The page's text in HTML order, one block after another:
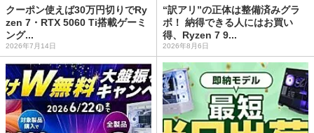
クーポン使えば30万円切りでRy
zen 7・RTX 5060 Ti搭載ゲーミ
ング...
2026年7月14日
“訳アリ”の正体は整備済みグラ
ボ！ 納得できる人にはお買い
得、Ryzen 7 9...
2026年8月6日